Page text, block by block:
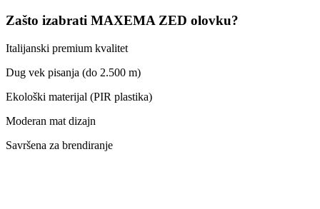
Zašto izabrati MAXEMA ZED olovku?
Italijanski premium kvalitet
Dug vek pisanja (do 2.500 m)
Ekološki materijal (PIR plastika)
Moderan mat dizajn
Savršena za brendiranje